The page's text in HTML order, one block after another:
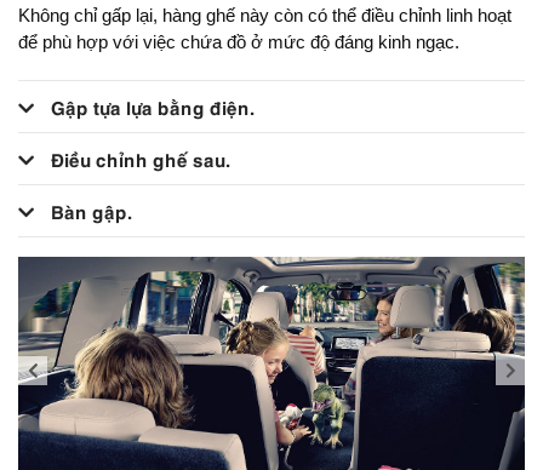
Không chỉ gấp lại, hàng ghế này còn có thể điều chỉnh linh hoạt
để phù hợp với việc chứa đồ ở mức độ đáng kinh ngạc.
Gập tựa lựa bằng điện.
Điều chỉnh ghế sau.
Bàn gập.